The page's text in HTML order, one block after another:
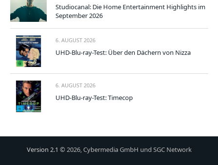
Studiocanal: Die Home Entertainment Highlights im
September 2026
6. AUGUST 2026
UHD-Blu-ray-Test: Über den Dächern von Nizza
6. AUGUST 2026
UHD-Blu-ray-Test: Timecop
Version 2.1 © 2026, Cybermedia GmbH und SGC Network